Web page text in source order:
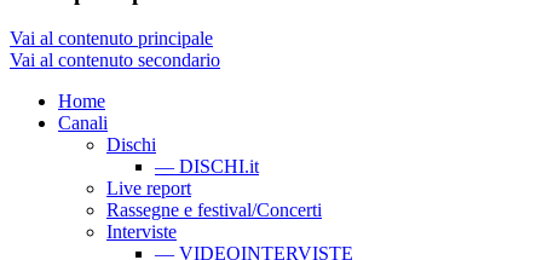
Vai al contenuto principale
Vai al contenuto secondario
Home
Canali
Dischi
— DISCHI.it
Live report
Rassegne e festival/Concerti
Interviste
— VIDEOINTERVISTE